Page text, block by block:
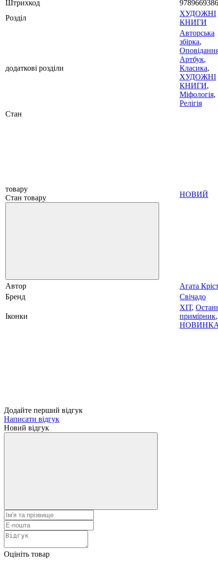
Штрихкод
Розділ
ХУДОЖНІ
КНИГИ
додаткові розділи
Авторська
збірка,
Артбук,
Класика,
ХУДОЖНІ
КНИГИ,
Міфологія,
Релігія
Стан
товару
Стан товару
НОВИЙ
Автор
Агата
Бренд
Свічадо
Іконки
ХІТ,
примірник,
Додайте перший відгук
Написати відгук
Новий відгук
Оцініть товар